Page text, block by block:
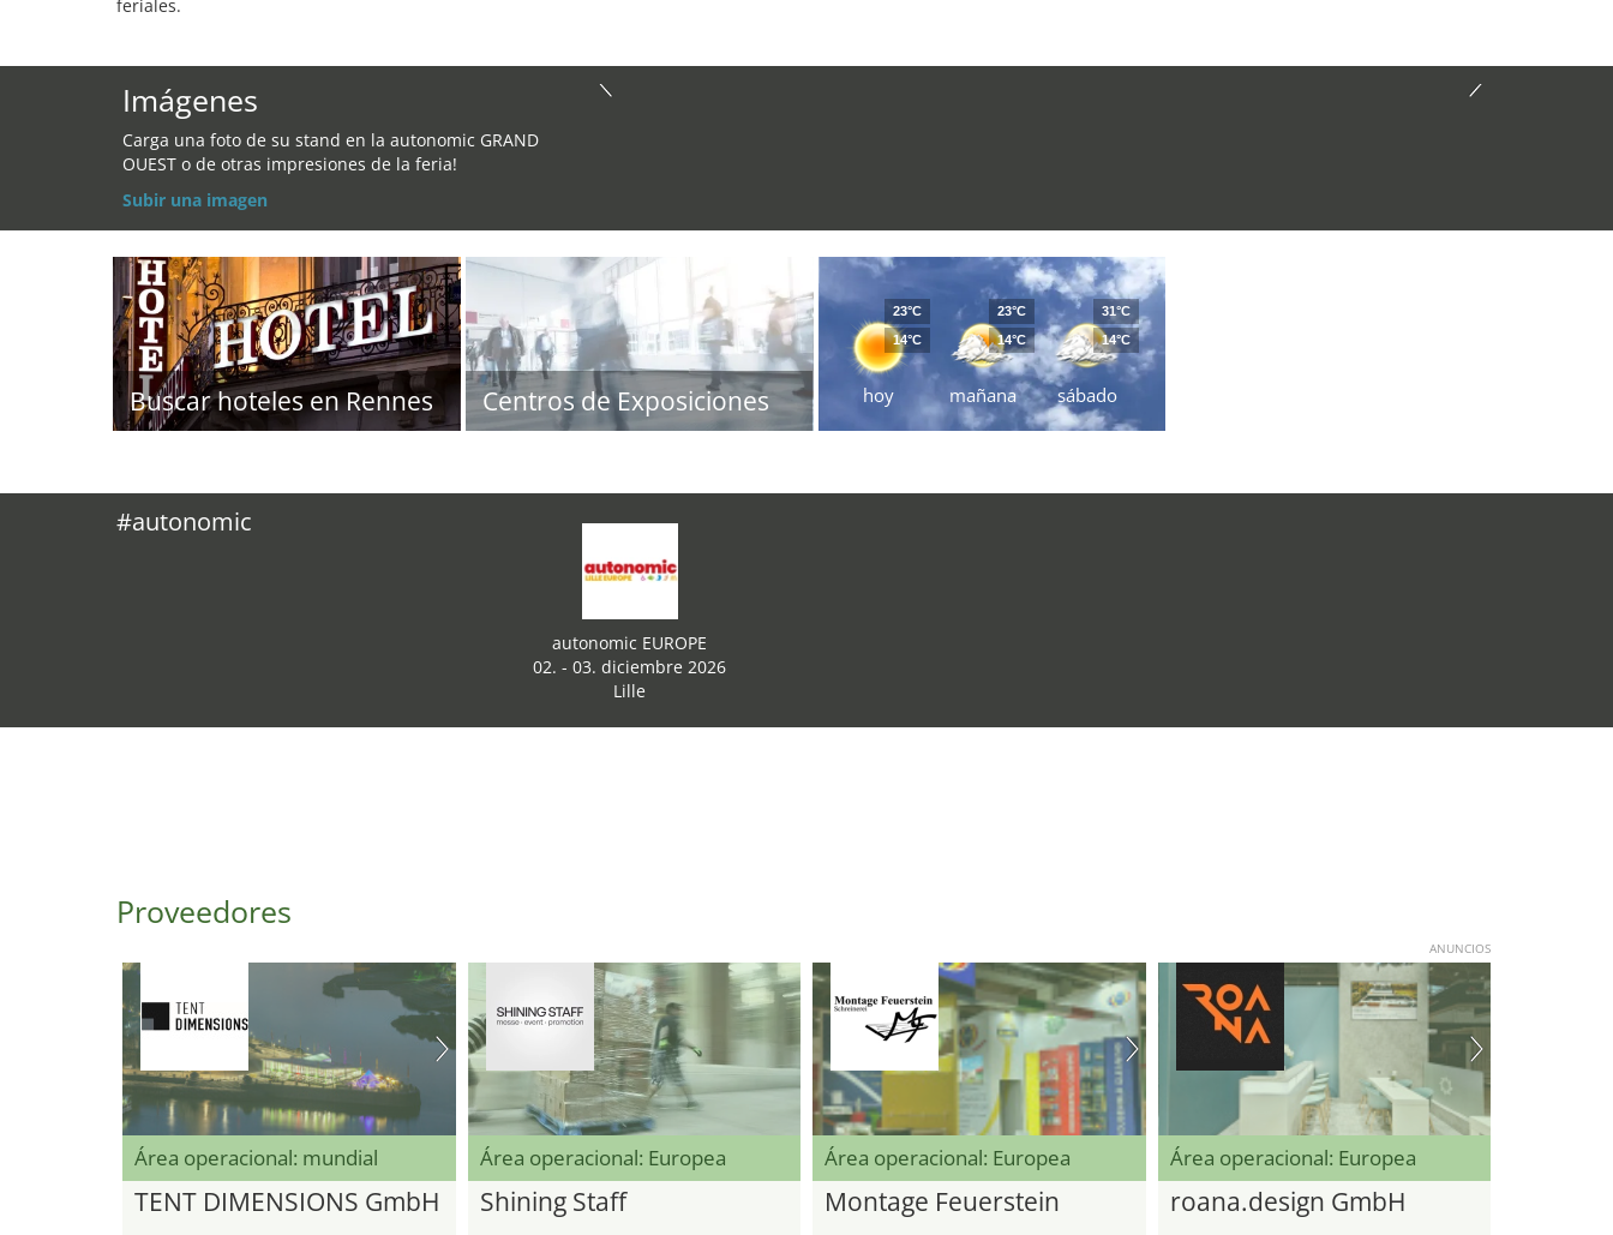
feriales.
Imágenes
Carga una foto de su stand en la autonomic GRAND
OUEST o de otras impresiones de la feria!
Subir una imagen
Buscar hoteles en Rennes Centros de Exposiciones hoy
23°C
14°C
mañana
23°C
14°C
sábado
31°C
14°C
#autonomic
autonomic EUROPE
02. - 03. diciembre 2026
Lille
Proveedores
ANUNCIOS
Área operacional: mundial
TENT DIMENSIONS GmbH
Área operacional: Europea
Shining Staff
Área operacional: Europea
Montage Feuerstein
Área operacional: Europea
roana.design GmbH